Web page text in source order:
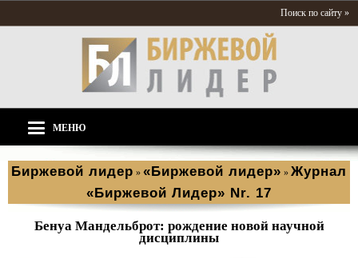
Поиск по сайту »
МЕНЮ
Биржевой лидер » «Биржевой лидер» » Журнал
«Биржевой Лидер» Nr. 17
Бенуа Мандельброт: рождение новой научной
дисциплины